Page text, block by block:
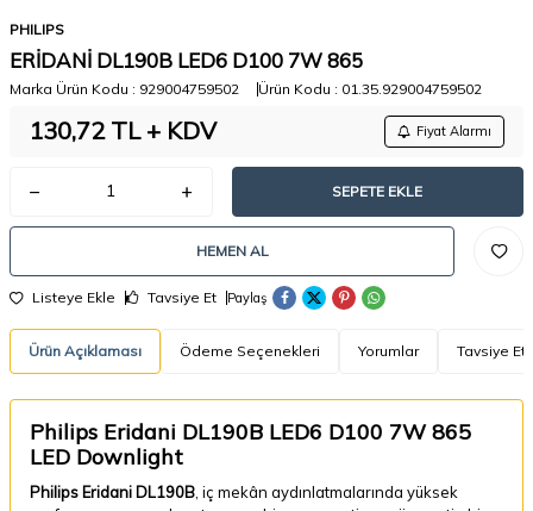
PHILIPS
ERİDANİ DL190B LED6 D100 7W 865
Marka Ürün Kodu : 929004759502 Ürün Kodu : 01.35.929004759502
130,72TL + KDV Fiyat Alarmı
SEPETE EKLE
HEMEN AL
Listeye Ekle Tavsiye Et Paylaş
Ürün Açıklaması Ödeme Seçenekleri Yorumlar Tavsiye Et
Philips Eridani DL190B LED6 D100 7W 865
LED Downlight
Philips Eridani DL190B , iç mekân aydınlatmalarında yüksek